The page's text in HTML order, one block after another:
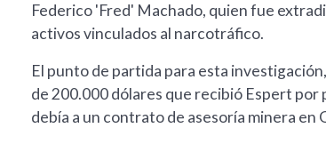
Federico 'Fred' Machado, quien fue
activos vinculados al narcotráfico.
El punto de partida para esta
de 200.000 dólares que recibió Espert por
debía a un contrato de asesoría minera en